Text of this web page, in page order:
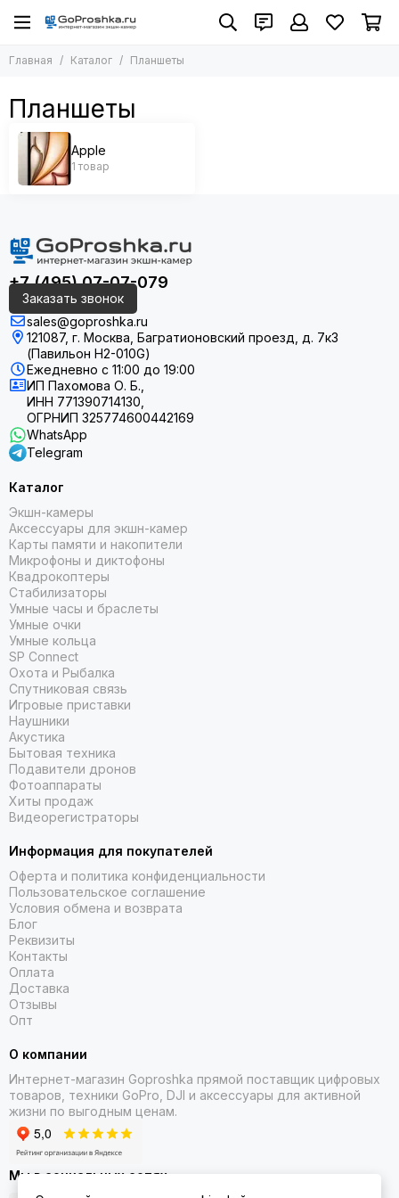
Главная Каталог Планшеты
Планшеты
Apple
1 товар
+7 (495) 07-07-079
Заказать звонок
sales@goproshka.ru
121087, г. Москва, Багратионовский проезд, д. 7к3
(Павильон H2-010G)
Ежедневно с 11:00 до 19:00
ИП Пахомова О. Б.,
ИНН 771390714130,
ОГРНИП 325774600442169
WhatsApp
Telegram
Каталог
Экшн-камеры
Аксессуары для экшн-камер
Карты памяти и накопители
Микрофоны и диктофоны
Квадрокоптеры
Стабилизаторы
Умные часы и браслеты
Умные очки
Умные кольца
SP Connect
Охота и Рыбалка
Спутниковая связь
Игровые приставки
Наушники
Акустика
Бытовая техника
Подавители дронов
Фотоаппараты
Хиты продаж
Видеорегистраторы
Информация для покупателей
Оферта и политика конфиденциальности
Пользовательское соглашение
Условия обмена и возврата
Блог
Реквизиты
Контакты
Оплата
Доставка
Отзывы
Опт
О компании
Интернет-магазин Goproshka прямой поставщик цифровых
товаров, техники GoPro, DJI и аксессуары для активной
жизни по выгодным ценам.
Мы в социальных сетях